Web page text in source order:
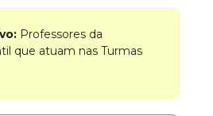
Professores da
que atuam nas Turmas